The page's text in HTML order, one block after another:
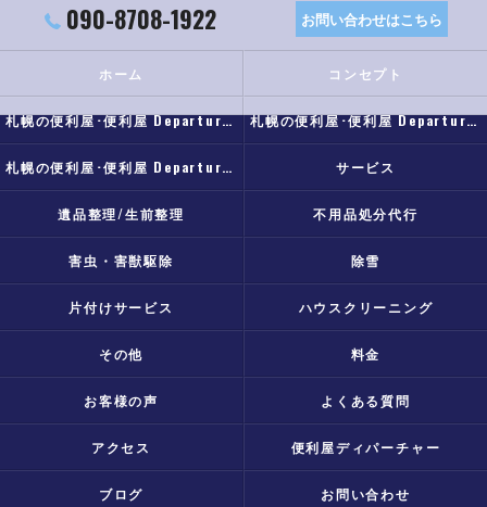
090-8708-1922 お問い合わせはこちら
ホーム コンセプト
札幌の便利屋･便利屋 Departureの口コミ情報 札幌の便利屋･便利屋 Departureの評判
札幌の便利屋･便利屋 Departureのお客様の声 サービス
遺品整理/生前整理 不用品処分代行
害虫・害獣駆除 除雪
片付けサービス ハウスクリーニング
その他 料金
お客様の声 よくある質問
アクセス 便利屋ディパーチャー
ブログ お問い合わせ